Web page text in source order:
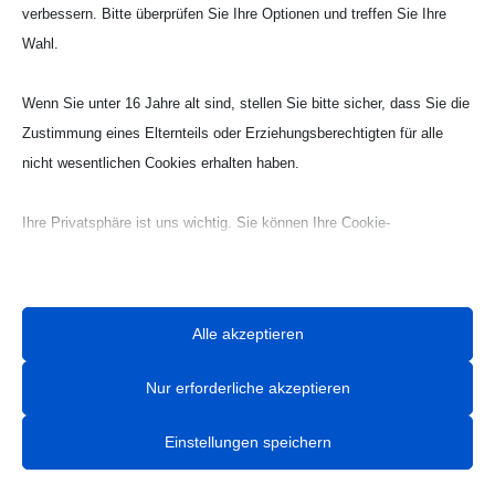
Kontakt Handball
Mobil: 0177 2703058
verbessern. Bitte überprüfen Sie Ihre Optionen und treffen Sie Ihre
Wahl.
Wenn Sie unter 16 Jahre alt sind, stellen Sie bitte sicher, dass Sie die
Zustimmung eines Elternteils oder Erziehungsberechtigten für alle
nicht wesentlichen Cookies erhalten haben.
Ihre Privatsphäre ist uns wichtig. Sie können Ihre Cookie-
Sie können Ihre Präferenzen jederzeit ändern, indem Sie auf die
Schaltfläche „Einstellungen“ unten klicken.
Beachten Sie, dass das Deaktivieren bestimmter Arten von Cookies
beeinträchtigen kann.
Alle akzeptieren
Nur erforderliche akzeptieren
Einstellungen speichern